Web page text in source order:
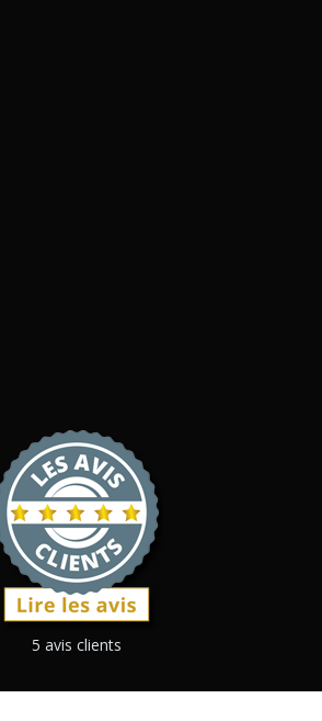
5 avis clients